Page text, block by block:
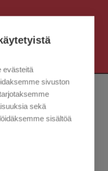
2021
evästeitä
sivuston
sekä
sisältöä